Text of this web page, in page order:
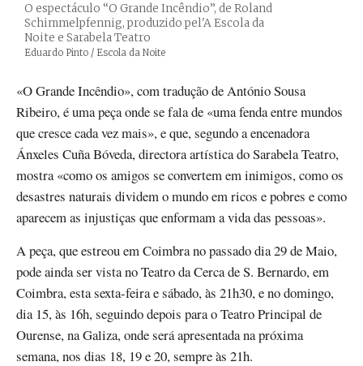
O espectáculo “O Grande Incêndio”, de Roland
Schimmelpfennig, produzido pel'A Escola da
Noite e Sarabela Teatro
Créditos
Eduardo Pinto / Escola da Noite
«O Grande Incêndio», com tradução de António Sousa
Ribeiro, é uma peça onde se fala de «uma fenda entre mundos
que cresce cada vez mais», e que, segundo a encenadora
Ánxeles Cuña Bóveda, directora artística do Sarabela Teatro,
mostra «como os amigos se convertem em inimigos, como os
desastres naturais dividem o mundo em ricos e pobres e como
aparecem as injustiças que enformam a vida das pessoas».
A peça, que estreou em Coimbra no passado dia 29 de Maio,
pode ainda ser vista no Teatro da Cerca de S. Bernardo, em
Coimbra, esta sexta-feira e sábado, às 21h30, e no domingo,
dia 15, às 16h, seguindo depois para o Teatro Principal de
Ourense, na Galiza, onde será apresentada na próxima
semana, nos dias 18, 19 e 20, sempre às 21h.